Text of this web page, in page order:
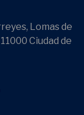
Lomas de
Ciudad de